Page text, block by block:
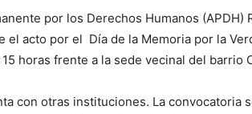
por los Derechos Humanos (APDH)
el acto por el Día de la Memoria por la
horas frente a la sede vecinal del barrio
con otras instituciones. La convocatoria